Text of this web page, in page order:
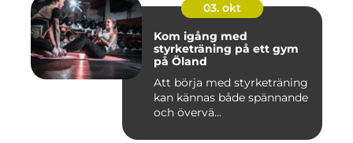
03. okt
Kom igång med
styrketräning på ett gym
på Öland
Att börja med styrketräning
kan kännas både spännande
och övervä...